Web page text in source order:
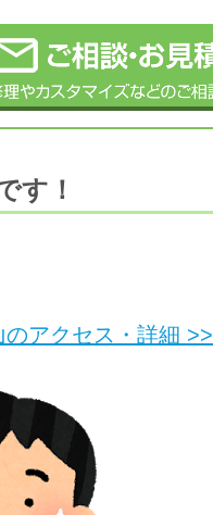
す！
アクセス・詳細 >>